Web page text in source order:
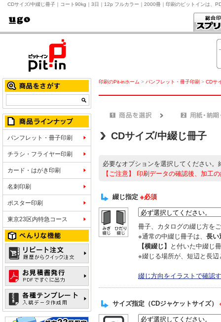
CDサイズ/中綴じ冊子｜コート90kg｜3日｜12p フルカラー｜2000冊｜印刷のピットインは、
パンフレット・冊子印刷
チラシ・フライヤー印刷
カード・はがき印刷
名刺印刷
ポスター印刷
東京23区内特急コース
印刷のPit-inホーム > パンフレット・冊子印刷 > CDサ
CDサイズ/中綴じ冊子
必要なオプションを選択してください。
【ご注意】
印刷データの確認後、加工
綴じ指定 ※必須
冊子、カタログの綴じ方を
※通常の中綴じ冊子は、 長い
【横綴じ】
と付いた中綴じ
※綴じる場所が、短辺と長
綴じ方向をイラストで確認
サイズ指定（CDジャケットサイズ）